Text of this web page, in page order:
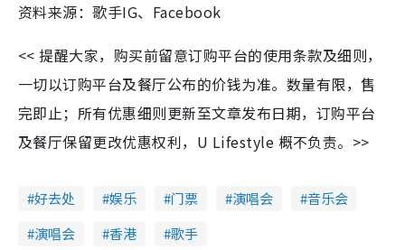
资料来源：歌手IG、Facebook
<< 提醒大家，购买前留意订购平台的使用条款及细则，
一切以订购平台及餐厅公布的价钱为准。数量有限，售
完即止；所有优惠细则更新至文章发布日期，订购平台
及餐厅保留更改优惠权利，U Lifestyle 概不负责。>>
好去处 娱乐 门票 演唱会
音乐会
演唱会
香港 歌手